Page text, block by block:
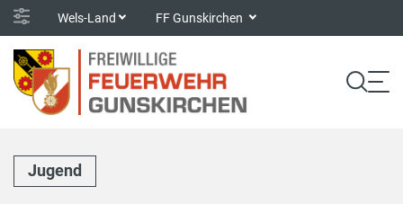
Wels-Land FF Gunskirchen
Jugend